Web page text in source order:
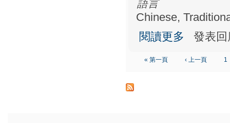
語言
Chinese,
閱讀更多
關於陪你度過
發表
頁面« 第一頁 ‹ 上一頁 1